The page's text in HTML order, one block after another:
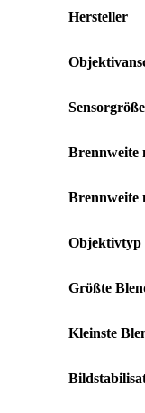
Hersteller
Sensorgröße
Brennweite
Brennweite
Objektivtyp
Größte
Kleinste